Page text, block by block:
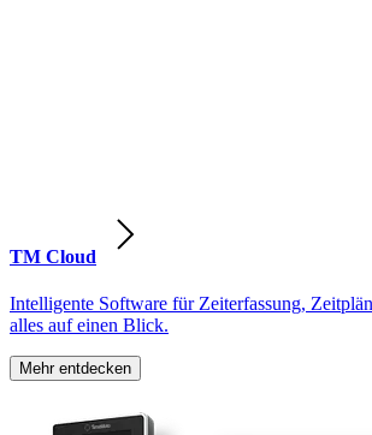
TM Cloud
Intelligente Software für Zeiterfassung,
alles auf einen Blick.
Mehr entdecken